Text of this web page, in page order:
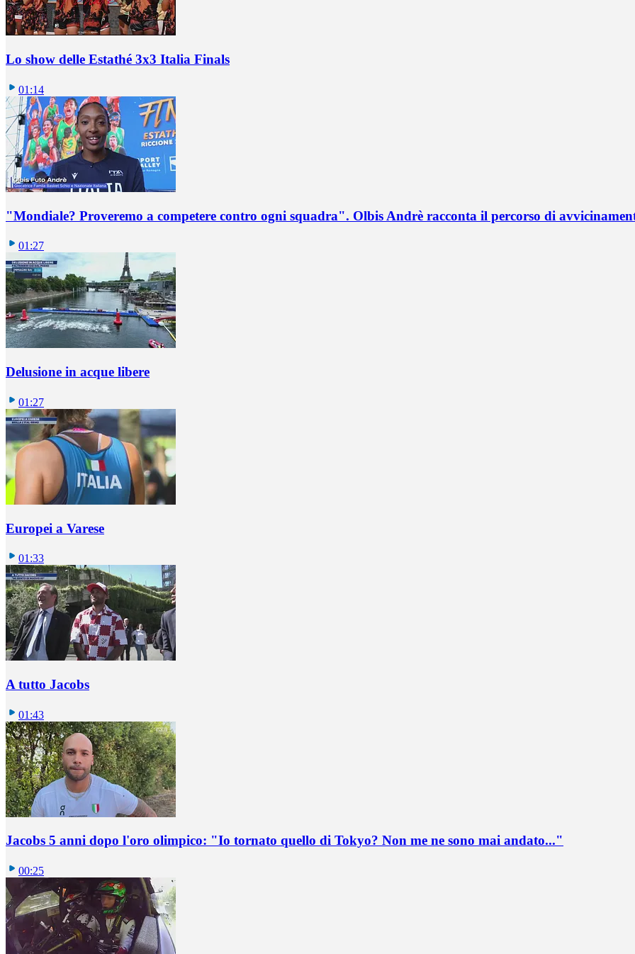
Lo show delle Estathé 3x3 Italia Finals
01:14
"Mondiale? Proveremo a competere contro ogni squadra". Olbis Andrè racconta il percorso di
01:27
Delusione in acque libere
01:27
Europei a Varese
01:33
A tutto Jacobs
01:43
Jacobs 5 anni dopo l'oro olimpico: "Io tornato quello di Tokyo? Non me ne sono mai andato..."
00:25